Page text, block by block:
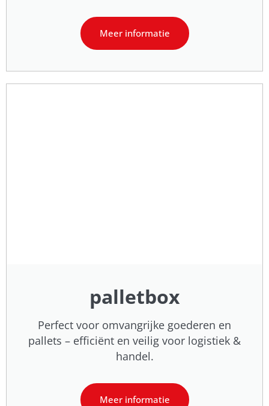
Meer informatie
palletbox
Perfect voor omvangrijke goederen en
pallets – efficiënt en veilig voor logistiek &
handel.
Meer informatie